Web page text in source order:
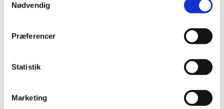
Nødvendig
Præferencer
Statistik
Marketing